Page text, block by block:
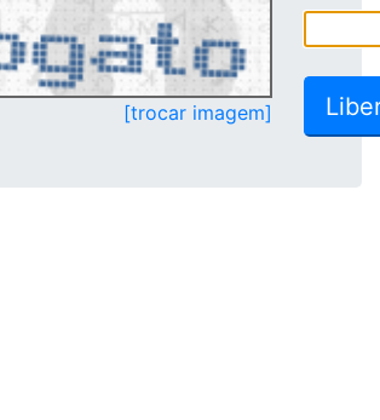
[trocar imagem]